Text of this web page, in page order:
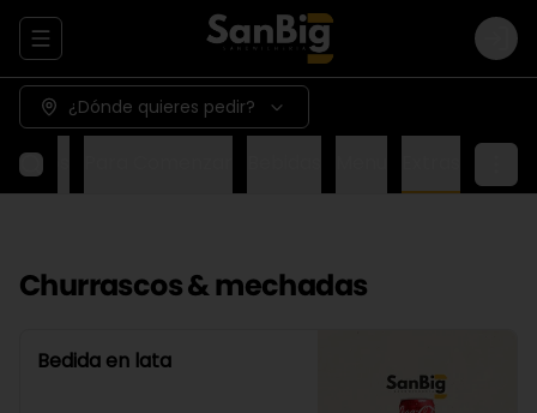
Abrir menu de navegación Login
¿Dónde quieres pedir?
Wraps
Churrascos & mechadas
Bedida en lata